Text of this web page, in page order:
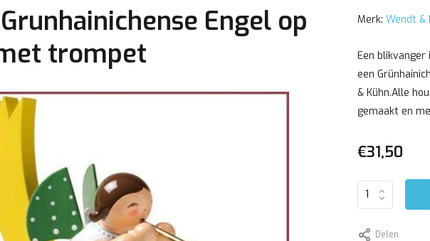
Engel op
trompet
Merk: Wendt &
Een
een
& Kühn.Alle
gemaakt en
€31,50
Delen